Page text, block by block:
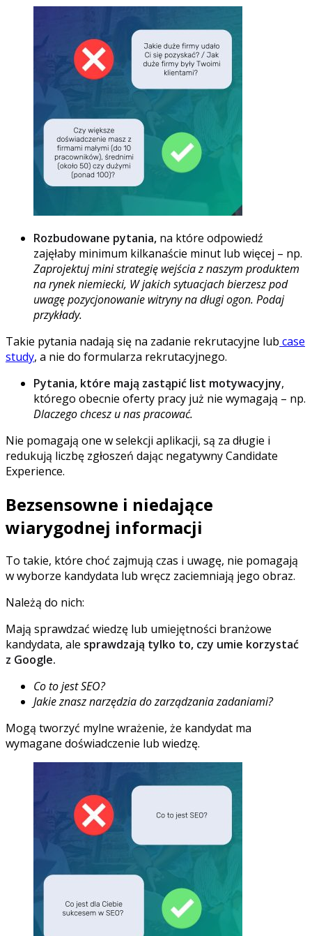
Rozbudowane pytania, na które odpowiedź
zajęłaby minimum kilkanaście minut lub więcej – np.
Zaprojektuj mini strategię wejścia z naszym produktem
na rynek niemiecki, W jakich sytuacjach bierzesz pod
uwagę pozycjonowanie witryny na długi ogon. Podaj
przykłady.
Takie pytania nadają się na zadanie rekrutacyjne lub case
study, a nie do formularza rekrutacyjnego.
Pytania, które mają zastąpić list motywacyjny,
którego obecnie oferty pracy już nie wymagają – np.
Dlaczego chcesz u nas pracować.
Nie pomagają one w selekcji aplikacji, są za długie i
redukują liczbę zgłoszeń dając negatywny Candidate
Experience.
Bezsensowne i niedające
wiarygodnej informacji
To takie, które choć zajmują czas i uwagę, nie pomagają
w wyborze kandydata lub wręcz zaciemniają jego obraz.
Należą do nich:
Mają sprawdzać wiedzę lub umiejętności branżowe
kandydata, ale sprawdzają tylko to, czy umie korzystać
z Google.
Co to jest SEO?
Jakie znasz narzędzia do zarządzania zadaniami?
Mogą tworzyć mylne wrażenie, że kandydat ma
wymagane doświadczenie lub wiedzę.